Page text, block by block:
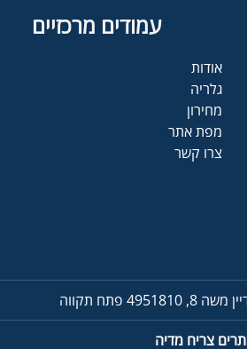
עמודים מרכזיים
אודות
גלריה
מחירון
מפת אתר
צרו קשר
משה 8, 4951810 פתח תקווה
צריח מדיה